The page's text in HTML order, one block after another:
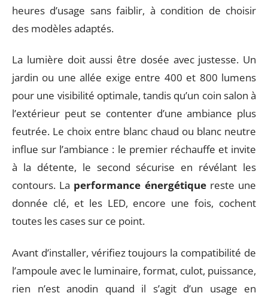
heures d’usage sans faiblir, à condition de choisir
des modèles adaptés.
La lumière doit aussi être dosée avec justesse. Un
jardin ou une allée exige entre 400 et 800 lumens
pour une visibilité optimale, tandis qu’un coin salon à
l’extérieur peut se contenter d’une ambiance plus
feutrée. Le choix entre blanc chaud ou blanc neutre
influe sur l’ambiance : le premier réchauffe et invite
à la détente, le second sécurise en révélant les
contours. La performance énergétiquereste une
donnée clé, et les LED, encore une fois, cochent
toutes les cases sur ce point.
Avant d’installer, vérifiez toujours la compatibilité de
l’ampoule avec le luminaire, format, culot, puissance,
rien n’est anodin quand il s’agit d’un usage en